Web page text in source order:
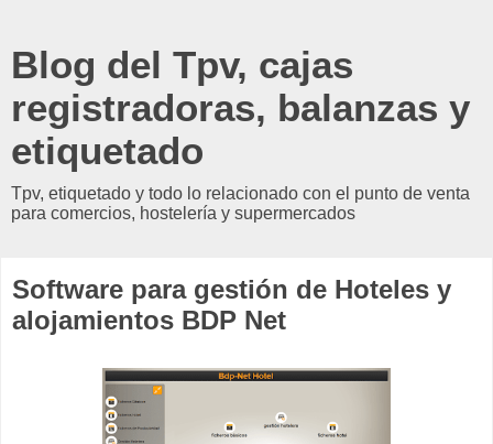
Blog del Tpv, cajas
registradoras, balanzas y
etiquetado
Tpv, etiquetado y todo lo relacionado con el punto de venta
para comercios, hostelería y supermercados
Software para gestión de Hoteles y
alojamientos BDP Net